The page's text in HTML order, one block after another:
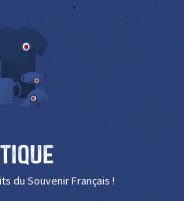
du Souvenir Français !